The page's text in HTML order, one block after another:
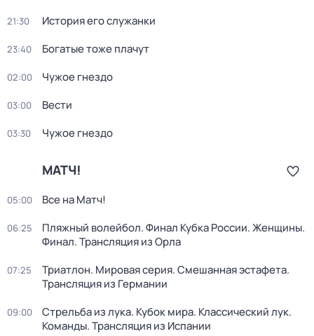
21:30 История его служанки
23:40 Богатые тоже плачут
02:00 Чужое гнездо
03:00 Вести
03:30 Чужое гнездо
МАТЧ!
05:00 Все на Матч!
06:25
Пляжный волейбол. Финал Кубка России. Женщины.
Финал. Трансляция из Орла
07:25
Триатлон. Мировая серия. Смешанная эстафета.
Трансляция из Германии
09:00
Стрельба из лука. Кубок мира. Классический лук.
Команды. Трансляция из Испании